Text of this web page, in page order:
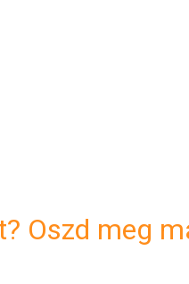
Oszd meg